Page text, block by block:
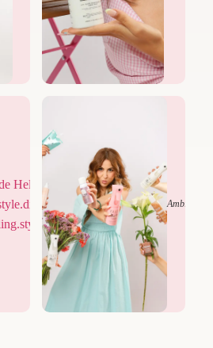
Hela Dahmani"
Élégance Ambiance